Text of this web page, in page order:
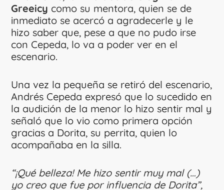
Greeicy como su mentora, quien se de
inmediato se acercó a agradecerle y le
hizo saber que, pese a que no pudo irse
con Cepeda, lo va a poder ver en el
escenario.
Una vez la pequeña se retiró del escenario,
Andrés Cepeda expresó que lo sucedido en
la audición de la menor lo hizo sentir mal y
señaló que lo vio como primera opción
gracias a Dorita, su perrita, quien lo
acompañaba en la silla.
“¡Qué belleza! Me hizo sentir muy mal (…)
yo creo que fue por influencia de Dorita”,